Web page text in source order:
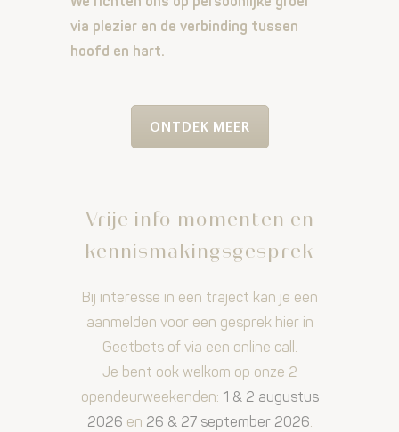
We richten ons op persoonlijke groei
via plezier en de verbinding tussen
hoofd en hart.
ONTDEK MEER
Vrije info momenten en
kennismakingsgesprek
Bij interesse in een traject kan je een
aanmelden voor een gesprek hier in
Geetbets of via een online call.
Je bent ook welkom op onze 2
opendeurweekenden: 1 & 2 augustus
2026 en 26 & 27 september 2026.